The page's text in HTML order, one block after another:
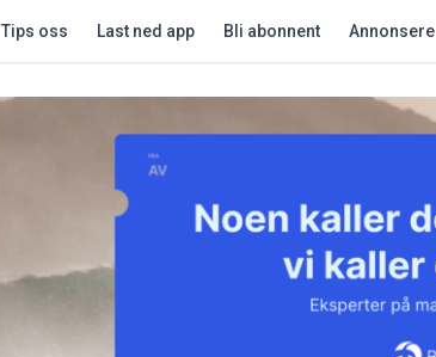
Tips oss Last ned app Bli abonnent Annonsere